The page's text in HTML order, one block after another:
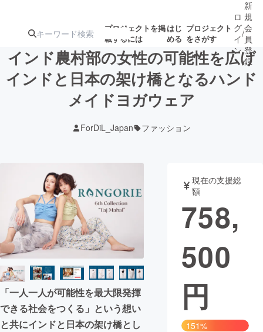
プロジェクトを掲
載するには
はじ
める
プロジェクト
をさがす
注目のリ 注目の新着プロ募集終了が近いプ
テクノロジー・ガジェット
映像・映画 書籍・雑誌
ビジネス・起業 チャレンジ
まちづくり・地域活性化
CAMPFIRE for Social Good
CAMPFIRE Creation
ロ
グ
イ
ン
/
新
規
会
員
登
録
インド農村部の女性の可能性を広げ
インドと日本の架け橋となるハンド
メイドヨガウェア
ForDiL_Japan ファッション
「一人一人が可能性を最大限発揮
できる社会をつくる」という想い
と共にインドと日本の架け橋とし
現在の支援総
額
758,
500
円
151%